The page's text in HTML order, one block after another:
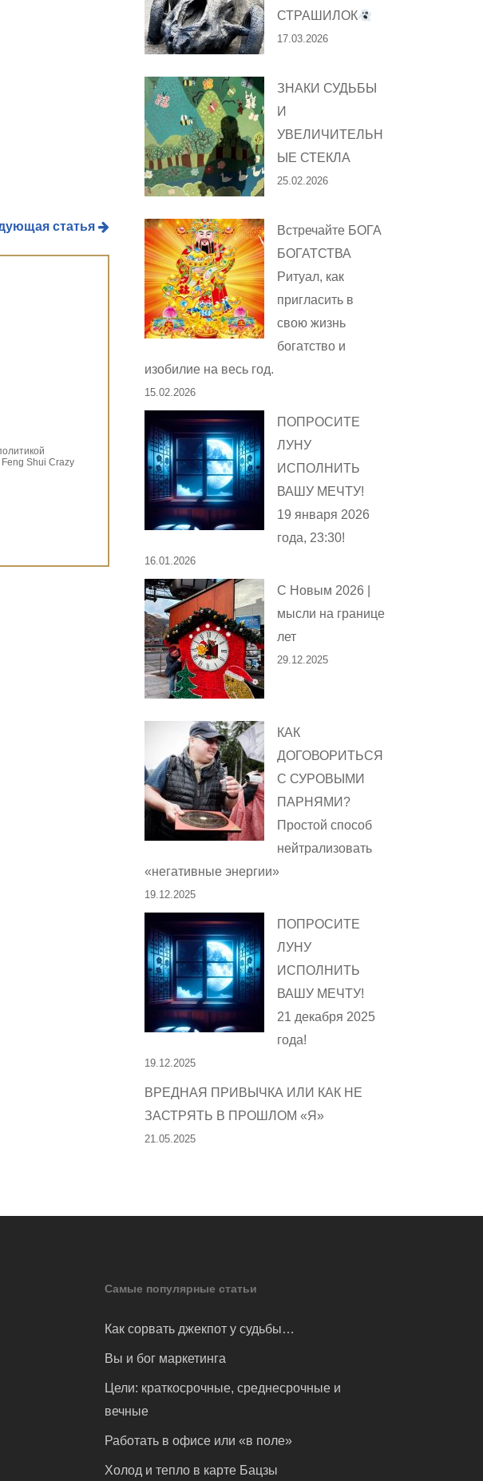
статья
Shui Crazy
СТРАШИЛОК
17.03.2026
ЗНАКИ СУДЬБЫ
И
УВЕЛИЧИТЕЛЬН
ЫЕ СТЕКЛА
25.02.2026
Встречайте БОГА
БОГАТСТВА
Ритуал, как
пригласить в
свою жизнь
богатство и
изобилие на весь год.
15.02.2026
ПОПРОСИТЕ
ЛУНУ
ИСПОЛНИТЬ
ВАШУ МЕЧТУ!
19 января 2026
года, 23:30!
16.01.2026
С Новым 2026 |
мысли на границе
лет
29.12.2025
КАК
ДОГОВОРИТЬСЯ
С СУРОВЫМИ
ПАРНЯМИ?
Простой способ
нейтрализовать
«негативные энергии»
19.12.2025
ПОПРОСИТЕ
ЛУНУ
ИСПОЛНИТЬ
ВАШУ МЕЧТУ!
21 декабря 2025
года!
19.12.2025
ВРЕДНАЯ ПРИВЫЧКА ИЛИ КАК НЕ
ЗАСТРЯТЬ В ПРОШЛОМ «Я»
21.05.2025
Самые популярные статьи
Как сорвать джекпот у судьбы…
Вы и бог маркетинга
Цели: краткосрочные, среднесрочные и
вечные
Работать в офисе или «в поле»
Холод и тепло в карте Бацзы